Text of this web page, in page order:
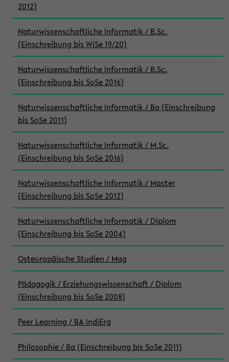
2012)
Naturwissenschaftliche Informatik / B.Sc.
(Einschreibung bis WiSe 19/20)
Naturwissenschaftliche Informatik / B.Sc.
(Einschreibung bis SoSe 2016)
Naturwissenschaftliche Informatik / Ba (Einschreibung
bis SoSe 2011)
Naturwissenschaftliche Informatik / M.Sc.
(Einschreibung bis SoSe 2016)
Naturwissenschaftliche Informatik / Master
(Einschreibung bis SoSe 2012)
Naturwissenschaftliche Informatik / Diplom
(Einschreibung bis SoSe 2004)
Osteuropäische Studien / Mag
Pädagogik / Erziehungswissenschaft / Diplom
(Einschreibung bis SoSe 2008)
Peer Learning / BA IndiErg
Philosophie / Ba (Einschreibung bis SoSe 2011)